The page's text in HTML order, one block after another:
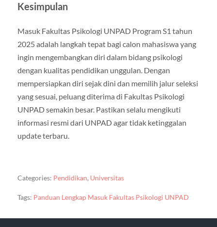
Kesimpulan
Masuk Fakultas Psikologi UNPAD Program S1 tahun
2025 adalah langkah tepat bagi calon mahasiswa yang
ingin mengembangkan diri dalam bidang psikologi
dengan kualitas pendidikan unggulan. Dengan
mempersiapkan diri sejak dini dan memilih jalur seleksi
yang sesuai, peluang diterima di Fakultas Psikologi
UNPAD semakin besar. Pastikan selalu mengikuti
informasi resmi dari UNPAD agar tidak ketinggalan
update terbaru.
Categories: Pendidikan, Universitas
Tags: Panduan Lengkap Masuk Fakultas Psikologi UNPAD